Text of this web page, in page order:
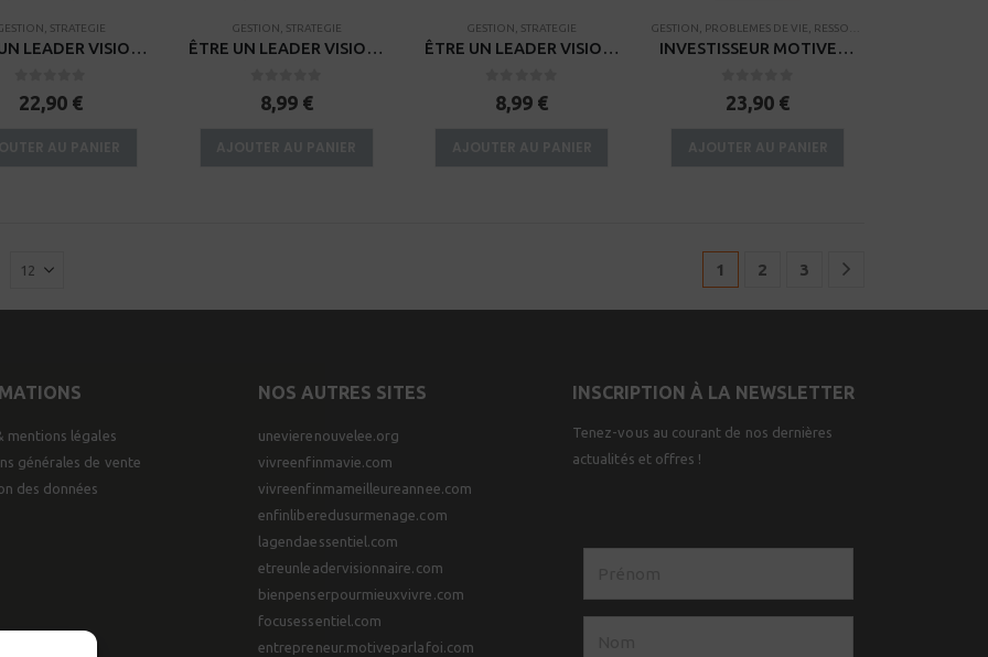
, STRATEGIE
ÊTRE UN LEADER VISIONNAIRE
22,90 €
GESTION , STRATEGIE
ÊTRE UN LEADER VISIONNAIRE – EPUB
8,99 €
GESTION , STRATEGIE
ÊTRE UN LEADER VISIONNAIRE – KINDLE
8,99 €
GESTION , PROBLEMES DE VIE, RESSOURCES POUR PETITS GROUPES
INVESTISSEUR MOTIVE PAR LA FOI
23,90 €
1 2 3
mentions légales
générales de vente
des données
NOS AUTRES SITES
unevierenouvelee.org
vivreenfinmavie.com
vivreenfinmameilleureannee.com
enfinliberedusurmenage.com
lagendaessentiel.com
etreunleadervisionnaire.com
bienpenserpourmieuxvivre.com
focusessentiel.com
entrepreneur.motiveparlafoi.com
INSCRIPTION À LA NEWSLETTER
Tenez-vous au courant de nos dernières
actualités et offres !